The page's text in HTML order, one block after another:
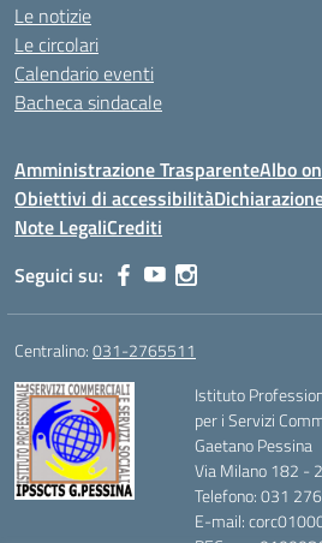
Le notizie
Le circolari
Calendario eventi
Bacheca sindacale
Amministrazione TrasparenteAlbo
Obiettivi di accessibilità
Note LegaliCrediti
Seguici su:
Centralino:031-2765511
Istituto
per i Servizi
Gaetano Pessina
Via Milano 182 -
Telefono: 031
E-mail: